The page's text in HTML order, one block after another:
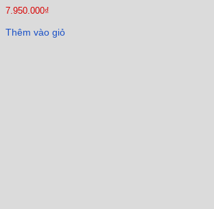
7.950.000₫
Thêm vào giỏ